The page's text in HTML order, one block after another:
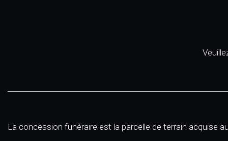
La concession funéraire est la parcelle de terrain acquise